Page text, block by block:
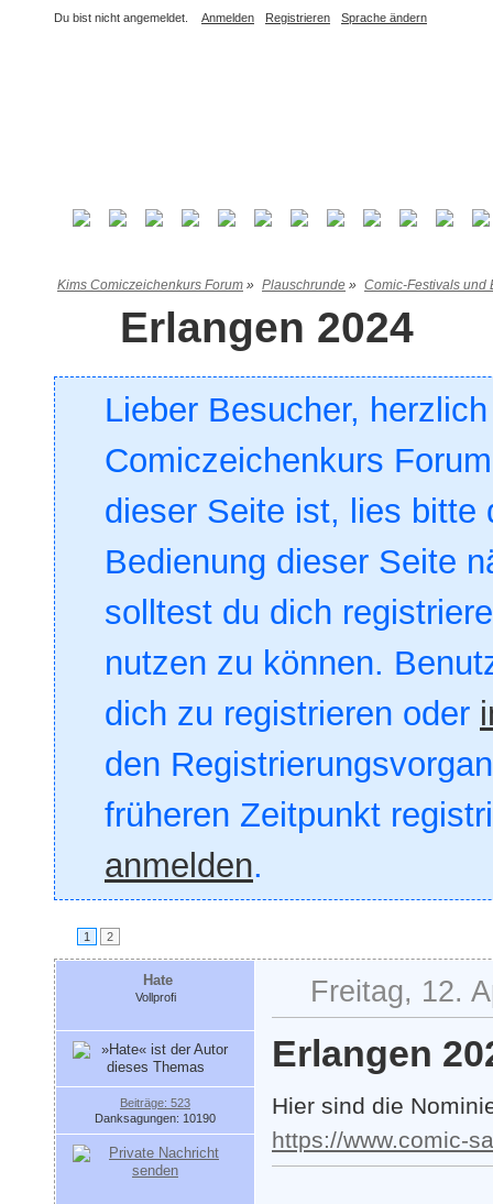
Du bist nicht angemeldet. Anmelden Registrieren Sprache ändern
Kims Comiczeichenkurs Forum » Plauschrunde » Comic-Festivals und
Erlangen 2024
Lieber Besucher,
Comiczeichenkurs
dieser Seite ist, lies bitte
Bedienung dieser Seite
solltest du dich
nutzen zu können.
dich zu registrieren oder
den
früheren Zeitpunkt
anmelden.
1 2
Hate
Vollprofi
Beiträge: 523
Danksagungen: 10190
Freitag, 12.
Erlangen
Hier sind die
https://www.comic-